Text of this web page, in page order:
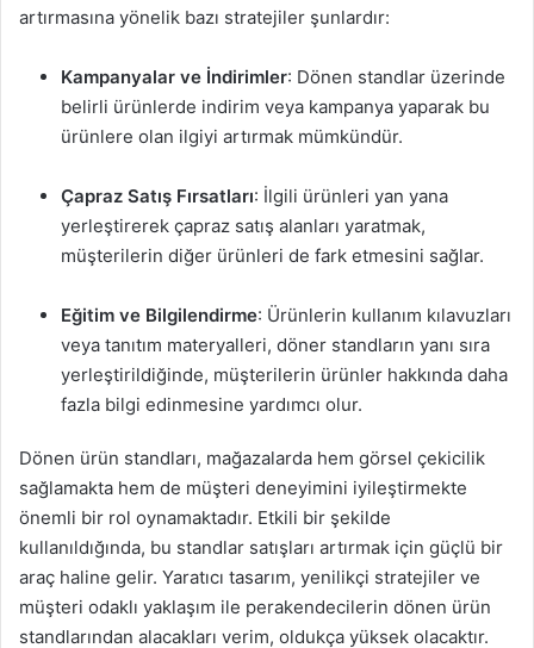
artırmasına yönelik bazı stratejiler şunlardır:
Kampanyalar ve İndirimler: Dönen standlar üzerinde
belirli ürünlerde indirim veya kampanya yaparak bu
ürünlere olan ilgiyi artırmak mümkündür.
Çapraz Satış Fırsatları: İlgili ürünleri yan yana
yerleştirerek çapraz satış alanları yaratmak,
müşterilerin diğer ürünleri de fark etmesini sağlar.
Eğitim ve Bilgilendirme: Ürünlerin kullanım kılavuzları
veya tanıtım materyalleri, döner standların yanı sıra
yerleştirildiğinde, müşterilerin ürünler hakkında daha
fazla bilgi edinmesine yardımcı olur.
Dönen ürün standları, mağazalarda hem görsel çekicilik
sağlamakta hem de müşteri deneyimini iyileştirmekte
önemli bir rol oynamaktadır. Etkili bir şekilde
kullanıldığında, bu standlar satışları artırmak için güçlü bir
araç haline gelir. Yaratıcı tasarım, yenilikçi stratejiler ve
müşteri odaklı yaklaşım ile perakendecilerin dönen ürün
standlarından alacakları verim, oldukça yüksek olacaktır.